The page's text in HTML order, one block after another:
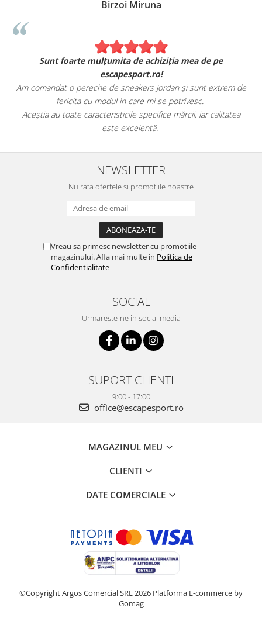
Birzoi Miruna
Sunt foarte mulțumita de achiziția mea de pe
escapesport.ro!
Am comandat o pereche de sneakers Jordan și sunt extrem de
fericita cu modul in care mi se potrivesc.
Aceștia au toate caracteristicile specifice mărcii, iar calitatea
este excelentă.
NEWSLETTER
Nu rata ofertele si promotiile noastre
Vreau sa primesc newsletter cu promotiile
magazinului. Afla mai multe in Politica de
Confidentialitate
SOCIAL
Urmareste-ne in social media
SUPORT CLIENTI
9:00 - 17:00
office@escapesport.ro
MAGAZINUL MEU
CLIENTI
DATE COMERCIALE
©Copyright Argos Comercial SRL 2026 Platforma E-commerce by
Gomag